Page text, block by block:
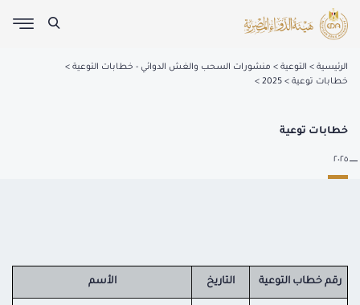
الرئيسية التوعية
منشورات السحب والغش الدوائي - خطابات التوعية
خطابات توعية
2025
خطابات توعية
٢٠٢٥
رقم خطاب التوعية التاريخ الأسم